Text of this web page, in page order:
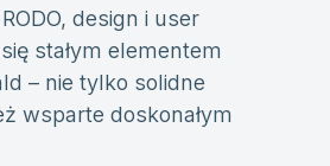
design i user
stałym elementem
– nie tylko solidne
wsparte doskonałym